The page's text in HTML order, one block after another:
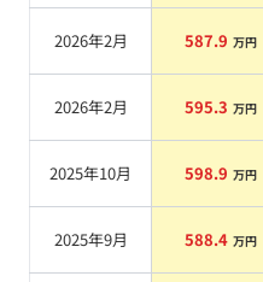
2026年2月 587.9 万円
2026年2月 595.3 万円
2025年10月 598.9 万円
2025年9月 588.4 万円